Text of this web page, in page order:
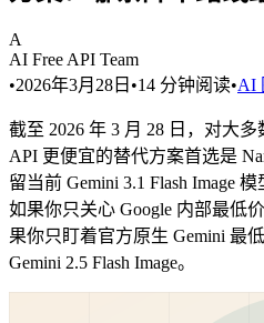
A
AI Free API Team
•2026年3月28日 •14 分钟阅读•AI
截至 2026 年 3 月 28 日，对大
API 更便宜的替代方案首选是
留当前 Gemini 3.1 Flash Image
如果你只关心 Google 内部最低
果你只盯着官方原生 Gemini 最
Gemini 2.5 Flash Image。